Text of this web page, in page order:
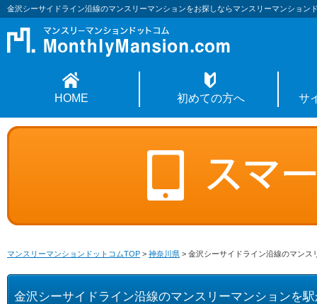
金沢シーサイドライン沿線のマンスリーマンションをお探しならマンスリーマンション
HOME 初めての方へ サ
マンスリーマンションドットコムTOP > 神奈川県 > 金沢シーサイドライン沿線のマンス
金沢シーサイドライン沿線のマンスリーマンションを